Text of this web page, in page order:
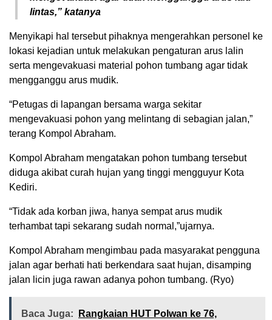
lintas,” katanya
Menyikapi hal tersebut pihaknya mengerahkan personel ke
lokasi kejadian untuk melakukan pengaturan arus lalin
serta mengevakuasi material pohon tumbang agar tidak
mengganggu arus mudik.
“Petugas di lapangan bersama warga sekitar
mengevakuasi pohon yang melintang di sebagian jalan,”
terang Kompol Abraham.
Kompol Abraham mengatakan pohon tumbang tersebut
diduga akibat curah hujan yang tinggi mengguyur Kota
Kediri.
“Tidak ada korban jiwa, hanya sempat arus mudik
terhambat tapi sekarang sudah normal,”ujarnya.
Kompol Abraham mengimbau pada masyarakat pengguna
jalan agar berhati hati berkendara saat hujan, disamping
jalan licin juga rawan adanya pohon tumbang. (Ryo)
Baca Juga:
Rangkaian HUT Polwan ke 76,